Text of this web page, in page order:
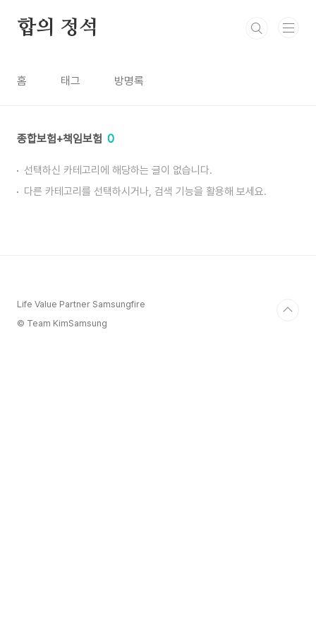
합의 정석
홈 태그 방명록
종합보험+책임보험 0
선택하신 카테고리에 해당하는 글이 없습니다.
다른 카테고리를 선택하시거나, 검색 기능을 활용해 보세요.
Life Value Partner Samsungfire
© Team KimSamsung